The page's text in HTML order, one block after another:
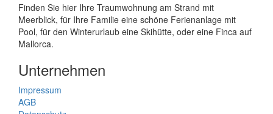
Finden Sie hier Ihre Traumwohnung am Strand mit
Meerblick, für Ihre Familie eine schöne Ferienanlage mit
Pool, für den Winterurlaub eine Skihütte, oder eine Finca auf
Mallorca.
Unternehmen
Impressum
AGB